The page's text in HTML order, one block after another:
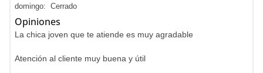
domingo: Cerrado
Opiniones
La chica joven que te atiende es muy agradable
Atención al cliente muy buena y útil